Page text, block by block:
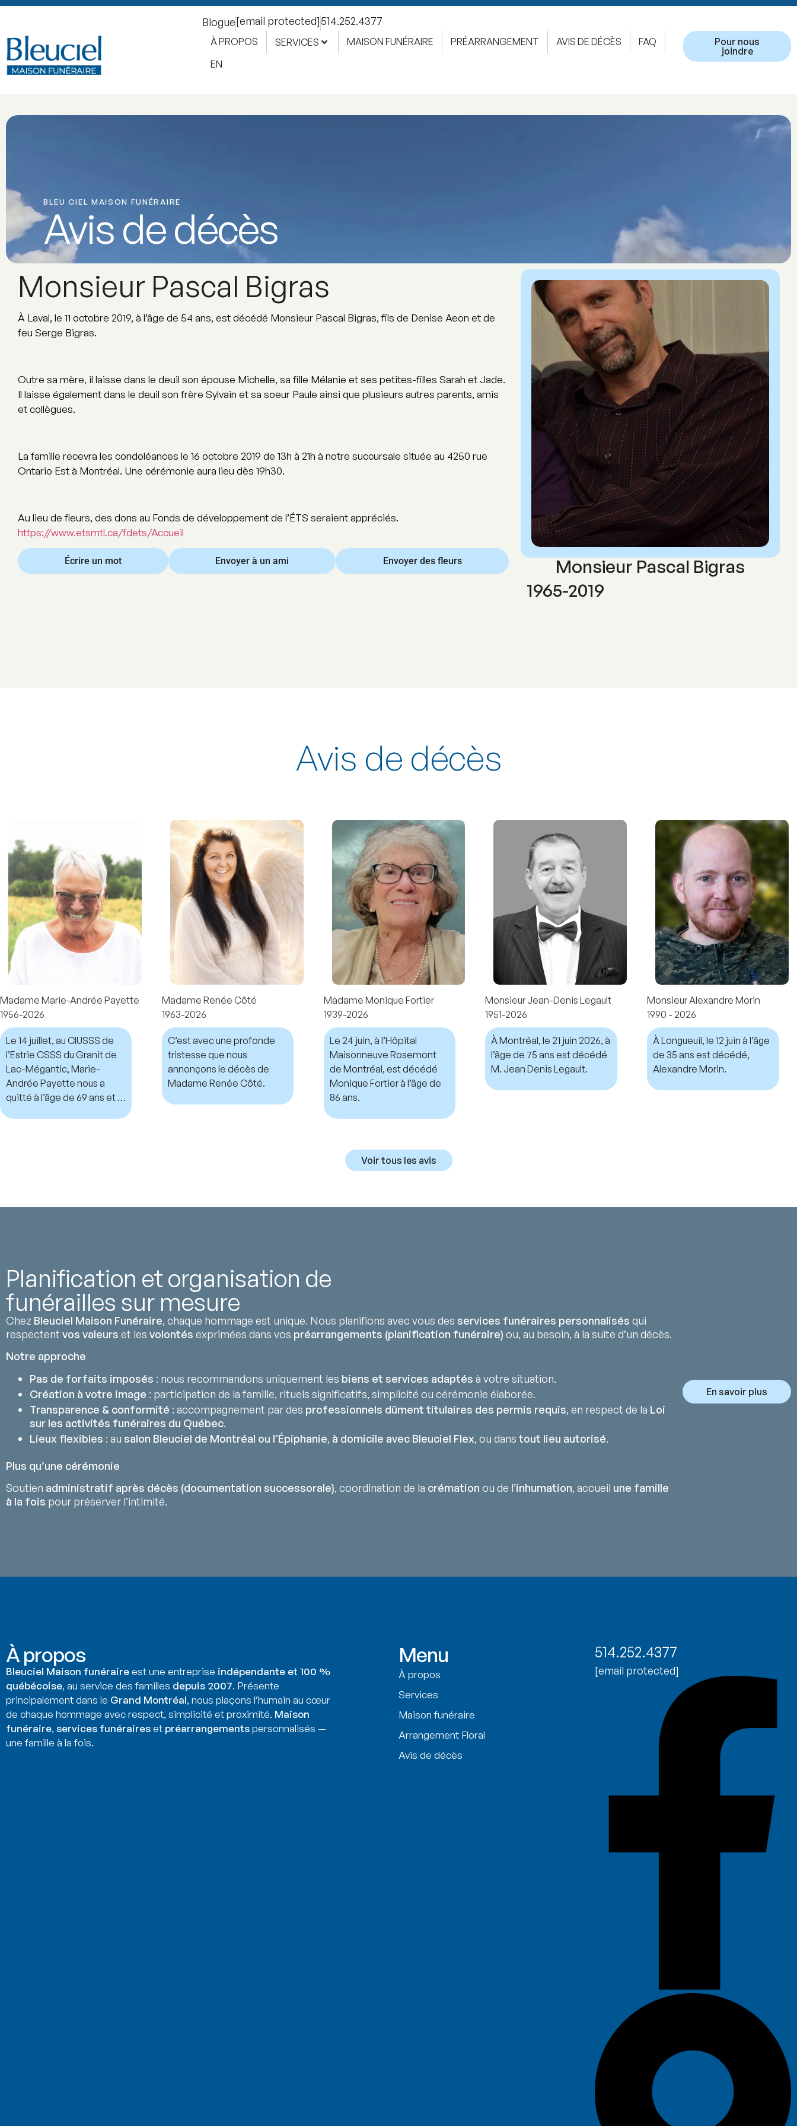
Blogue[email protected]514.252.4377
À PROPOS SERVICES MAISON FUNÉRAIRE PRÉARRANGEMENT AVIS DE DÉCÈS
FAQ
EN
Pour nous
joindre
BLEU CIEL MAISON FUNÉRAIRE
Avis de décès
Monsieur Pascal Bigras
À Laval, le 11 octobre 2019, à l’âge de 54 ans, est décédé Monsieur Pascal Bigras, fils de Denise Aeon et de
feu Serge Bigras.
Outre sa mère, il laisse dans le deuil son épouse Michelle, sa fille Mélanie et ses petites-filles Sarah et Jade.
Il laisse également dans le deuil son frère Sylvain et sa soeur Paule ainsi que plusieurs autres parents, amis
et collègues.
La famille recevra les condoléances le 16 octobre 2019 de 13h à 21h à notre succursale située au 4250 rue
Ontario Est à Montréal. Une cérémonie aura lieu dès 19h30.
Au lieu de fleurs, des dons au Fonds de développement de l’ÉTS seraient appréciés.
https://www.etsmtl.ca/fdets/Accueil
Écrire un mot Envoyer à un ami Envoyer des fleurs
Monsieur Pascal Bigras
1965-2019
Avis de décès
Madame Marie-Andrée Payette
1956-2026
Le 14 juillet, au CIUSSS de
l’Estrie CSSS du Granit de
Lac-Mégantic, Marie-
Andrée Payette nous a
quitté à l’âge de 69 ans et 7
Madame Renée Côté
1963-2026
C’est avec une profonde
tristesse que nous
annonçons le décès de
Madame Renée Côté.
Madame Monique Fortier
1939-2026
Le 24 juin, à l’Hôpital
Maisonneuve Rosemont
de Montréal, est décédé
Monique Fortier à l’âge de
86 ans.
Monsieur Jean-Denis Legault
1951-2026
À Montréal, le 21 juin 2026, à
l’âge de 75 ans est décédé
M. Jean Denis Legault.
Monsieur Alexandre Morin
1990 - 2026
À Longueuil, le 12 juin à l’âge
de 35 ans est décédé,
Alexandre Morin.
Voir tous les avis
Planification et organisation de
funérailles sur mesure
Chez Bleuciel Maison Funéraire, chaque hommage est unique. Nous planifions avec vous des services funéraires personnalisés qui
respectent vos valeurs et les volontés exprimées dans vos préarrangements (planification funéraire) ou, au besoin, à la suite d’un décès.
Notre approche
Pas de forfaits imposés : nous recommandons uniquement les biens et services adaptés à votre situation.
Création à votre image : participation de la famille, rituels significatifs, simplicité ou cérémonie élaborée.
Transparence & conformité : accompagnement par des professionnels dûment titulaires des permis requis, en respect de la Loi
sur les activités funéraires du Québec.
Lieux flexibles : au salon Bleuciel de Montréal ou l’Épiphanie, à domicile avec Bleuciel Flex, ou dans tout lieu autorisé.
Plus qu’une cérémonie
Soutien administratif après décès (documentation successorale), coordination de la crémation ou de l’inhumation, accueil une famille
à la fois pour préserver l’intimité.
En savoir plus
À propos
Bleuciel Maison funéraireest une entreprise indépendante et 100 %
québécoise, au service des familles depuis 2007. Présente
principalement dans le Grand Montréal, nous plaçons l’humain au cœur
de chaque hommage avec respect, simplicité et proximité. Maison
funéraire, services funéraireset préarrangementspersonnalisés —
une famille à la fois.
Menu
À propos
Services
Maison funéraire
Arrangement Floral
Avis de décès
514.252.4377
[email protected]